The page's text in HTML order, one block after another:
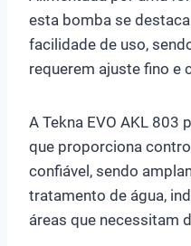
esta bomba se
facilidade de uso,
requerem ajuste fino e
A Tekna EVO AKL 803
que proporciona
confiável, sendo
tratamento de água,
áreas que necessitam